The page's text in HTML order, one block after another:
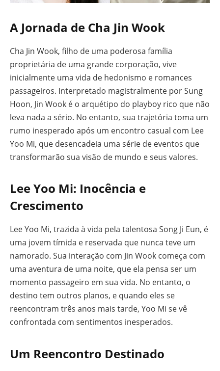
A Jornada de Cha Jin Wook
Cha Jin Wook, filho de uma poderosa família
proprietária de uma grande corporação, vive
inicialmente uma vida de hedonismo e romances
passageiros. Interpretado magistralmente por Sung
Hoon, Jin Wook é o arquétipo do playboy rico que não
leva nada a sério. No entanto, sua trajetória toma um
rumo inesperado após um encontro casual com Lee
Yoo Mi, que desencadeia uma série de eventos que
transformarão sua visão de mundo e seus valores.
Lee Yoo Mi: Inocência e
Crescimento
Lee Yoo Mi, trazida à vida pela talentosa Song Ji Eun, é
uma jovem tímida e reservada que nunca teve um
namorado. Sua interação com Jin Wook começa com
uma aventura de uma noite, que ela pensa ser um
momento passageiro em sua vida. No entanto, o
destino tem outros planos, e quando eles se
reencontram três anos mais tarde, Yoo Mi se vê
confrontada com sentimentos inesperados.
Um Reencontro Destinado